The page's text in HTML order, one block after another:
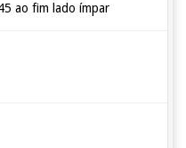
ao fim lado ímpar